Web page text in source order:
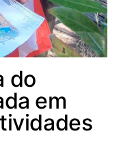
do
em